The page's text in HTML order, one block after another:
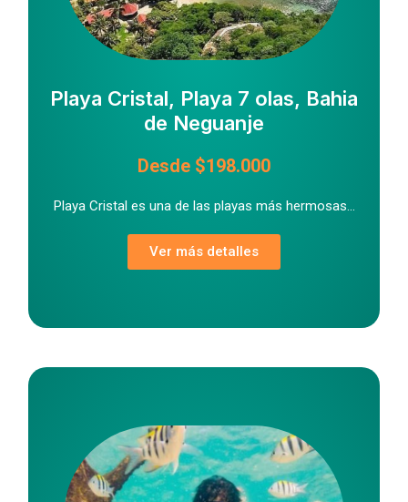
Playa Cristal, Playa 7 olas, Bahia
de Neguanje
Desde $198.000
Playa Cristal es una de las playas más hermosas...
Ver más detalles